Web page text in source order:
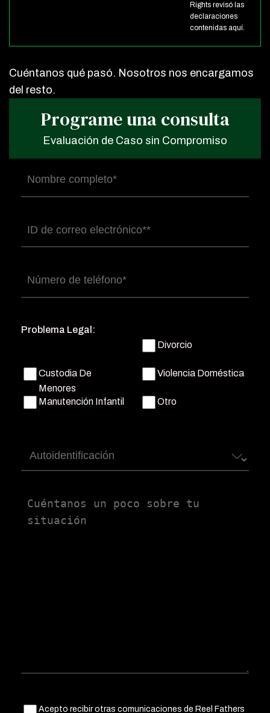
Rights revisó las
declaraciones
contenidas aquí.
Cuéntanos qué pasó. Nosotros nos encargamos
del resto.
Programe una consulta
Evaluación de Caso sin Compromiso
Nombre
completo(Obligatorio)
Correo
electrónico(Obligatorio)
Número
de
Problema Legal:
Divorcio
Custodia De
Menores
Violencia Doméstica
Manutención Infantil Otro
Autoidentificación
Untitled
Untitled(Obligatorio)
Acepto recibir otras comunicaciones de Reel Fathers